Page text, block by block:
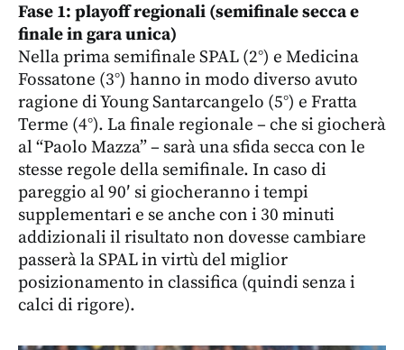
Fase 1: playoff regionali (semifinale secca e
finale in gara unica)
Nella prima semifinale SPAL (2°) e Medicina
Fossatone (3°) hanno in modo diverso avuto
ragione di Young Santarcangelo (5°) e Fratta
Terme (4°). La finale regionale – che si giocherà
al “Paolo Mazza” – sarà una sfida secca con le
stesse regole della semifinale. In caso di
pareggio al 90′ si giocheranno i tempi
supplementari e se anche con i 30 minuti
addizionali il risultato non dovesse cambiare
passerà la SPAL in virtù del miglior
posizionamento in classifica (quindi senza i
calci di rigore).